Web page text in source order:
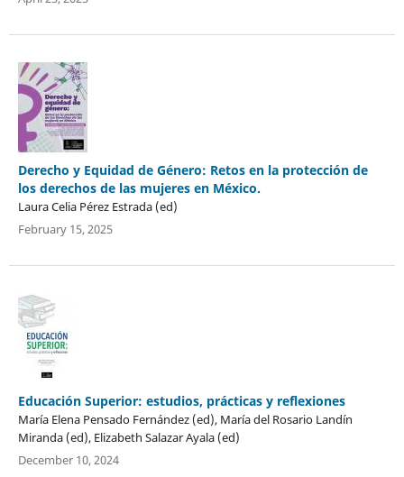
Derecho y Equidad de Género: Retos en la protección de
los derechos de las mujeres en México.
Laura Celia Pérez Estrada (ed)
February 15, 2025
Educación Superior: estudios, prácticas y reflexiones
María Elena Pensado Fernández (ed), María del Rosario Landín
Miranda (ed), Elizabeth Salazar Ayala (ed)
December 10, 2024